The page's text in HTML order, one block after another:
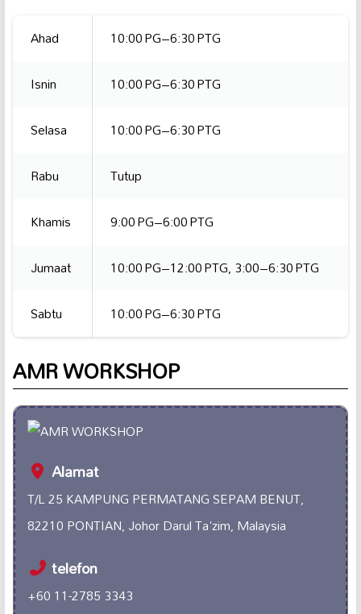
Ahad
10:00 PG–6:30 PTG
Isnin
10:00 PG–6:30 PTG
Selasa
10:00 PG–6:30 PTG
Rabu
Tutup
Khamis
9:00 PG–6:00 PTG
Jumaat
10:00 PG–12:00 PTG, 3:00–6:30 PTG
Sabtu
10:00 PG–6:30 PTG
AMR WORKSHOP
Alamat
T/L 25 KAMPUNG PERMATANG SEPAM BENUT,
82210 PONTIAN, Johor Darul Ta'zim, Malaysia
telefon
+60 11-2785 3343